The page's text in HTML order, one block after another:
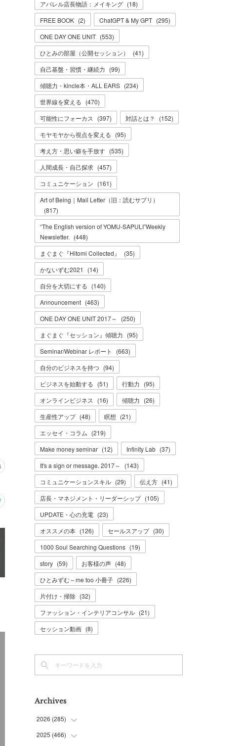
アパレル店長物語：メイキング (18)
FREE BOOK (2) ChatGPT & My GPT (295)
ONE DAY ONE UNIT (553)
ひとみの部屋（公開セッション）
(41)
自己基盤・習慣・継続力 (99)
傾聴力・kincle本・ALL EARS (234)
世界線を変える (470)
可能性にフォーカス
(397) 対話とは？ (152)
モヤモヤから視点を変える (95)
考え方・思い癖を手放す (535)
人間成長・自己探求 (457)
コミュニケーション (161)
Art of Being｜Mail Letter（旧：読むサプリ）
(817)
“The English version of YOMU-SAPULI”Weekly
Newsletter. (448)
まぐまぐ『Hitomi Collected』
(35)
かないずむ2021
(14)
自分を大切にする (140)
Announcement (463)
ONE DAY ONE UNIT 2017～
(250)
まぐまぐ『セッション』傾聴力 (95)
Seminar/Webinar レポート
(663)
自分のビジネスを持つ (94)
ビジネスを始動する (51) 行動力 (95)
オンラインビジネス
(16) 傾聴力 (26)
生産性アップ (48) 瞑想 (21)
エッセイ・コラム (219)
Make money seminar (12) Infinity Lab (37)
It's a sign or message. 2017～
(143)
コミュニケーションスキル (29) 伝え方 (41)
店長・マネジメント・リーダーシップ (105)
UPDATE・心の充電 (23)
オススメの本 (126) セールスアップ (30)
1000 Soul Searching Questions (19)
story (59) お客様の声 (48)
ひとみずむ～me too 小冊子 (226)
片付け・掃除 (32)
ファッション・インテリアコンサル (21)
セッション動画 (8)
Archives
2026 (285)
(6)
2025 (466)